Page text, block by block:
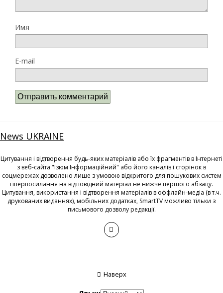
Имя
E-mail
News UKRAINE
Цитування і відтворення будь-яких матеріалів або їх фрагментів в Інтернеті
з веб-сайта "Ізюм Інформаційний" або його каналів і сторінок в
соцмережах дозволено лише з умовою відкритого для пошукових систем
гіперпосилання на відповідний матеріал не нижче першого абзацу.
Цитування, використання і відтворення матеріалів в оффлайн-медіа (в т.ч.
друкованих виданнях), мобільних додатках, SmartTV можливо тільки з
письмового дозволу редакції.
Наверх